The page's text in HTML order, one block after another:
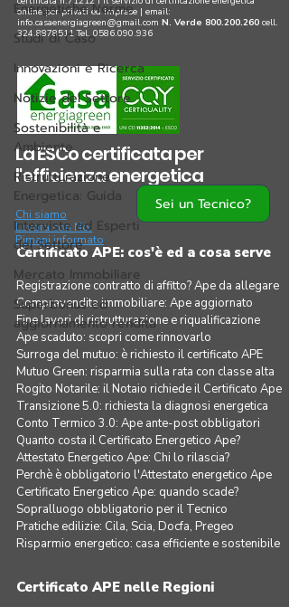
Energetiche Norme
Studi di Caso
Innovazioni e Ricerca
Notizie del Settore
Sostenibilità e
Ambiente
Ristrutturazione
Energetica: Guida
Interviste ed Esperti
del Settore
Mercato Immobiliare
Superbonus ed
aggiornamento rendita
online per privati ed imprese | email:
info.casaenergiagreen@gmail.com N. Verde 800.200.260 cell.
324.8878511Tel.0586.090.936
La ESCo certificata per
l'efficienza energetica
Chi siamo
Lavora con Noi
Rimani informato
Certificato APE: cos'è ed a cosa serve
Registrazione contratto di affitto? Ape da allegare
Compravendita immobiliare: Ape aggiornato
Fine lavori di ristrutturazione e riqualificazione
Ape scaduto: scopri come rinnovarlo
Surroga del mutuo: è richiesto il certificato APE
Mutuo Green: risparmia sulla rata con classe alta
Rogito Notarile: il Notaio richiede il Certificato Ape
Transizione 5.0: richiesta la diagnosi energetica
Conto Termico 3.0: Ape ante-post obbligatori
Quanto costa il Certificato Energetico Ape?
Attestato Energetico Ape: Chi lo rilascia?
Perchè è obbligatorio l'Attestato energetico Ape
Certificato Energetico Ape: quando scade?
Sopralluogo obbligatorio per il Tecnico
Pratiche edilizie: Cila, Scia, Docfa, Pregeo
Risparmio energetico: casa efficiente e sostenibile
Certificato APE nelle Regioni
Sei un Tecnico?